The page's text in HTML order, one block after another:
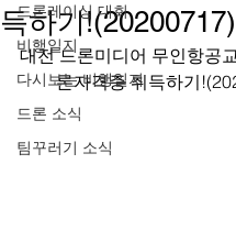
드론레이싱 대회
비행일지
다시보는 비행일지
드론 소식
팀꾸러기 소식
득하기!(20200717)
대전 드론미디어 무인항공
론자격증 취득하기